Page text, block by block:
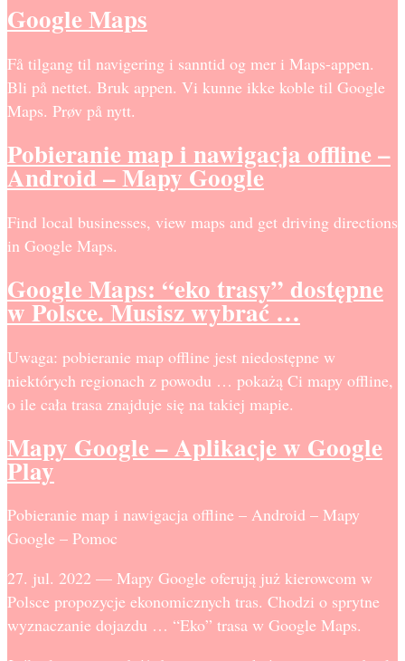
Google Maps
Få tilgang til navigering i sanntid og mer i Maps-appen.
Bli på nettet. Bruk appen. Vi kunne ikke koble til Google
Maps. Prøv på nytt.
Pobieranie map i nawigacja offline –
Android – Mapy Google
Find local businesses, view maps and get driving directions
in Google Maps.
Google Maps: “eko trasy” dostępne
w Polsce. Musisz wybrać …
Uwaga: pobieranie map offline jest niedostępne w
niektórych regionach z powodu … pokażą Ci mapy offline,
o ile cała trasa znajduje się na takiej mapie.
Mapy Google – Aplikacje w Google
Play
Pobieranie map i nawigacja offline – Android – Mapy
Google – Pomoc
27. jul. 2022 — Mapy Google oferują już kierowcom w
Polsce propozycje ekonomicznych tras. Chodzi o sprytne
wyznaczanie dojazdu … “Eko” trasa w Google Maps.